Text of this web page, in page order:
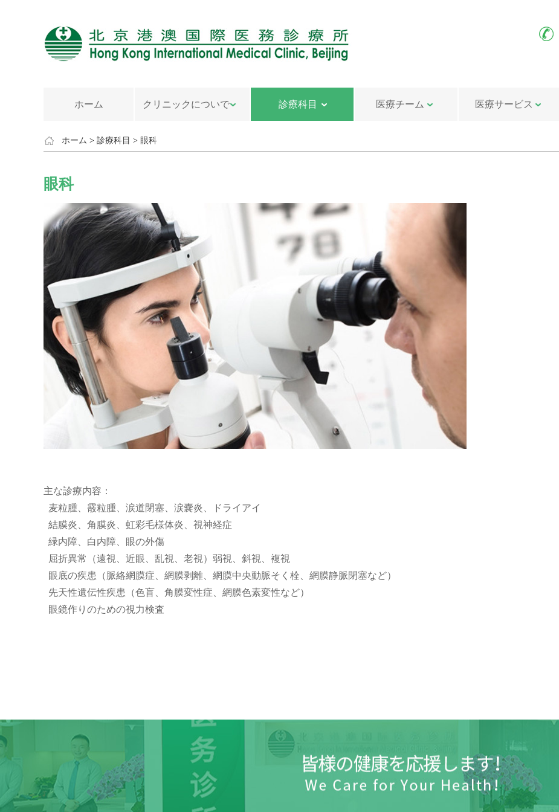
ホーム クリニックについで 診療科目 医療チーム 医療サービス
ホーム > 診療科目 > 眼科
眼科
主な診療内容：
麦粒腫、霰粒腫、涙道閉塞、涙嚢炎、ドライアイ
結膜炎、角膜炎、虹彩毛様体炎、視神経症
緑内障、白内障、眼の外傷
屈折異常（遠視、近眼、乱視、老視）弱視、斜視、複視
眼底の疾患（脈絡網膜症、網膜剥離、網膜中央動脈そく栓、網膜静脈閉塞など）
先天性遺伝性疾患（色盲、角膜変性症、網膜色素変性など）
眼鏡作りのための視力検査